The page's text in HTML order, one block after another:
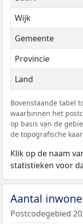
Wijk
Gemeente
Provincie
Land
Bovenstaande tabel
waarbinnen het
op basis van de
de topografische
Klik op de naam
statistieken voor
Aantal
Postcodegebied